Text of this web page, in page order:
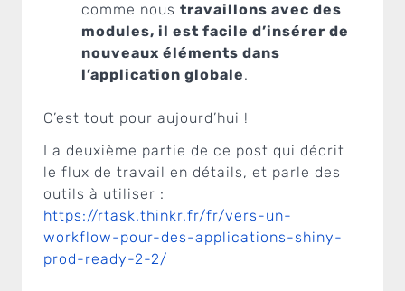
comme nous travaillons avec des
modules, il est facile d’insérer de
nouveaux éléments dans
l’application globale.
C’est tout pour aujourd’hui !
La deuxième partie de ce post qui décrit
le flux de travail en détails, et parle des
outils à utiliser :
https://rtask.thinkr.fr/fr/vers-un-
workflow-pour-des-applications-shiny-
prod-ready-2-2/